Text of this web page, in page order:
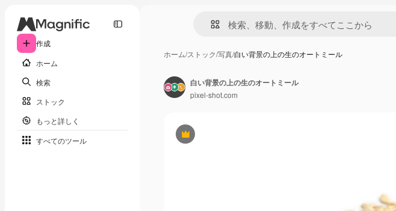
作成
ホーム
検索
ストック
もっと詳しく
すべてのツール
ホーム/ストック/写真/白い背景の上の生のオートミール
Premium
白い背景の上の生のオートミール
pixel-shot.com